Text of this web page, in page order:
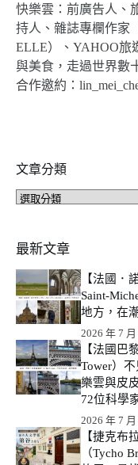
快樂雲：前廣告人、
持人、雜誌專欄作家
ELLE）、YAHOO
與美食，走過世界數
合作邀約：
文章分類
文
類
最新文章
【法國．
Saint-
地方，在
2026 年 7 月
【法國巴
Tower）
樂雲與皮
72位科學
2026 年 7 月
【捷克布
（Tycho